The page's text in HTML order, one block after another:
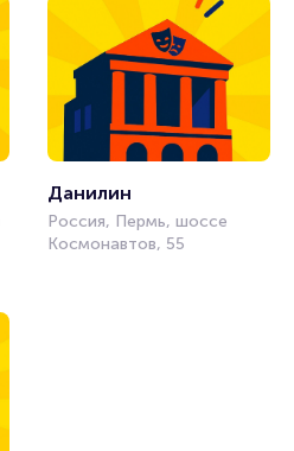
Данилин
Россия, Пермь, шоссе
Космонавтов, 55